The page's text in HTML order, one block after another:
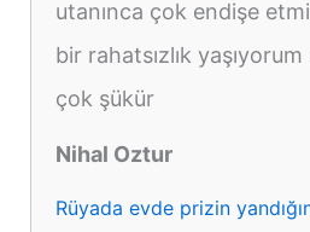
utanınca çok endişe
bir rahatsızlık
çok şükür
Nihal Oztur
Rüyada evde prizin